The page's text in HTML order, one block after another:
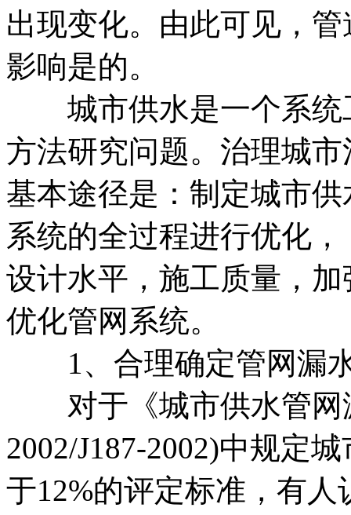
出现变化。由此可见，
影响是的。
城市供水是一个系统
方法研究问题。治理城
基本途径是：制定城市
系统的全过程进行优化
设计水平，施工质量，
优化管网系统。
1、合理确定管网漏
对于《城市供水管网
2002/J187-2002)中规定
于12%的评定标准，有